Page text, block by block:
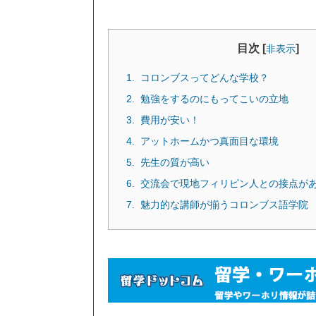
目次 [非表示]
コロンブスってどんな学校？
勉強をするのにもってこいの立地
費用が安い！
アットホームかつ真面目な環境
先生の質が高い
交流会で現地フィリピン人との接点が
魅力的な講師が揃うコロンブス語学院